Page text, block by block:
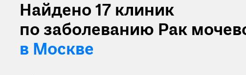
Найдено 17 клиник
по заболеванию Рак
в Москве